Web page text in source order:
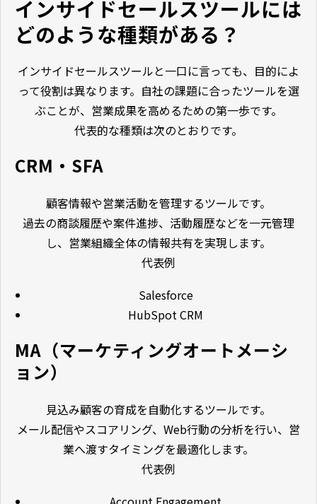
インサイドセールスツールには
どのような種類がある？
インサイドセールスツールと一口に言っても、目的によ
って役割は異なります。自社の課題に合ったツールを選
ぶことが、営業成果を高めるための第一歩です。
代表的な種類は次のとおりです。
CRM・SFA
顧客情報や営業活動を管理するツールです。
過去の商談履歴や案件進捗、活動履歴などを一元管理
し、営業組織全体の情報共有を実現します。
代表例
Salesforce
HubSpot CRM
MA（マーケティングオートメーシ
ョン）
見込み顧客の育成を自動化するツールです。
メール配信やスコアリング、Web行動の分析を行い、営
業へ渡すタイミングを最適化します。
代表例